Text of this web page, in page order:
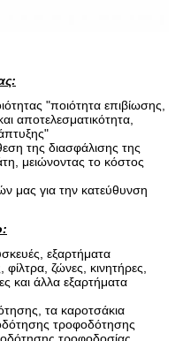
"ποιότητα επιβίωσης,
αποτελεσματικότητα,
της διασφάλισης της
μειώνοντας το κόστος
μας για την κατεύθυνση
εξαρτήματα
ζώνες, κινητήρες,
και άλλα εξαρτήματα
τα καροτσάκια
τροφοδότησης